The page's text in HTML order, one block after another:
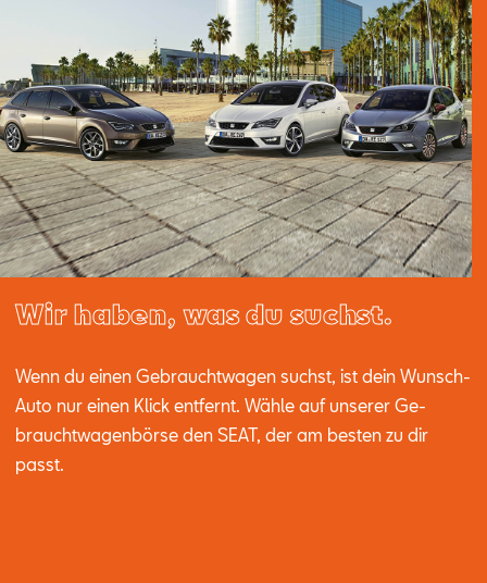
Wir haben, was du suchst.
Wenn du ei­nen Ge­braucht­wa­gen suchst, ist dein Wunsch-
Auto nur ei­nen Klick ent­fernt. Wäh­le auf un­se­rer Ge­
braucht­wa­gen­bör­se den SEAT, der am bes­ten zu dir
passt.